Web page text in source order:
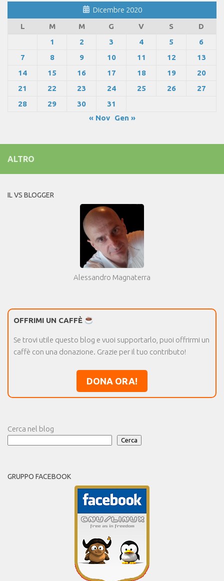
Dicembre 2020
L
M M G V S
D
1
2 3 4 5
6
7
8 9 10 11 12
13
14
15 16 17 18 19
20
21
22 23 24 25 26
27
28
29 30
31
« Nov
Gen »
ALTRO
IL VS BLOGGER
Alessandro Magnaterra
OFFRIMI UN CAFFÈ
Se trovi utile questo blog e vuoi supportarlo, puoi offrirmi un
caffè con una donazione. Grazie per il tuo contributo!
DONA ORA!
Cerca nel blog
Cerca
GRUPPO FACEBOOK